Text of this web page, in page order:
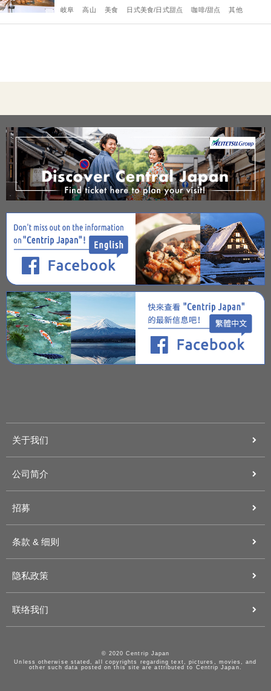
岐阜 高山 美食 日式美食/日式甜点 咖啡/甜点 其他
关于我们
公司简介
招募
条款 & 细则
隐私政策
联络我们
© 2020 Centrip Japan
Unless otherwise stated, all copyrights regarding text, pictures, movies, and
other such data posted on this site are attributed to Centrip Japan.